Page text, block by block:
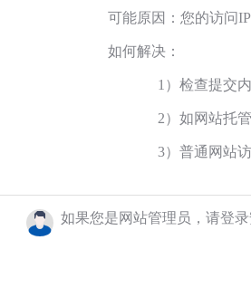
可能原因：您的访问
如何解决：
1）检查提交
2）如网站托
3）普通网站
如果您是网站管理员，请登